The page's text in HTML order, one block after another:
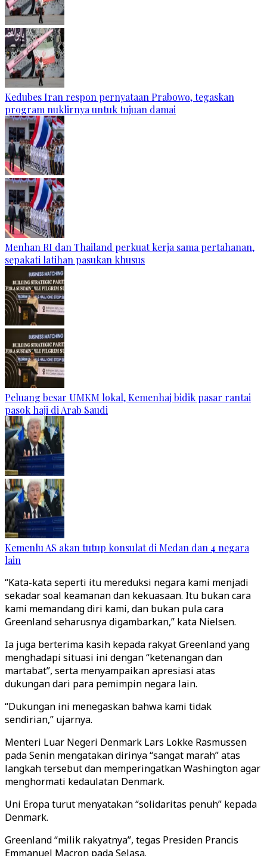
Kedubes Iran respon pernyataan Prabowo, tegaskan
program nuklirnya untuk tujuan damai
Menhan RI dan Thailand perkuat kerja sama pertahanan,
sepakati latihan pasukan khusus
Peluang besar UMKM lokal, Kemenhaj bidik pasar rantai
pasok haji di Arab Saudi
Kemenlu AS akan tutup konsulat di Medan dan 4 negara
lain
“Kata-kata seperti itu mereduksi negara kami menjadi
sekadar soal keamanan dan kekuasaan. Itu bukan cara
kami memandang diri kami, dan bukan pula cara
Greenland seharusnya digambarkan,” kata Nielsen.
Ia juga berterima kasih kepada rakyat Greenland yang
menghadapi situasi ini dengan “ketenangan dan
martabat”, serta menyampaikan apresiasi atas
dukungan dari para pemimpin negara lain.
“Dukungan ini menegaskan bahwa kami tidak
sendirian,” ujarnya.
Menteri Luar Negeri Denmark Lars Lokke Rasmussen
pada Senin mengatakan dirinya “sangat marah” atas
langkah tersebut dan memperingatkan Washington agar
menghormati kedaulatan Denmark.
Uni Eropa turut menyatakan “solidaritas penuh” kepada
Denmark.
Greenland “milik rakyatnya”, tegas Presiden Prancis
Emmanuel Macron pada Selasa.